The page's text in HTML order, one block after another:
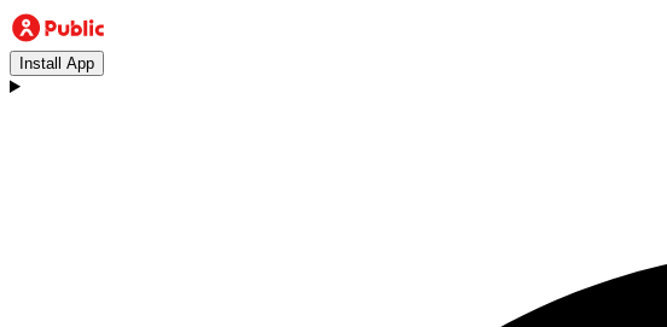
Install App